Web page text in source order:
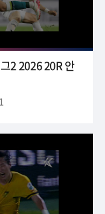
2 2026 20R 안